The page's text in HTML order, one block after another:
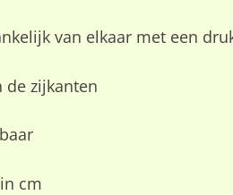
van elkaar met een
de zijkanten
cm